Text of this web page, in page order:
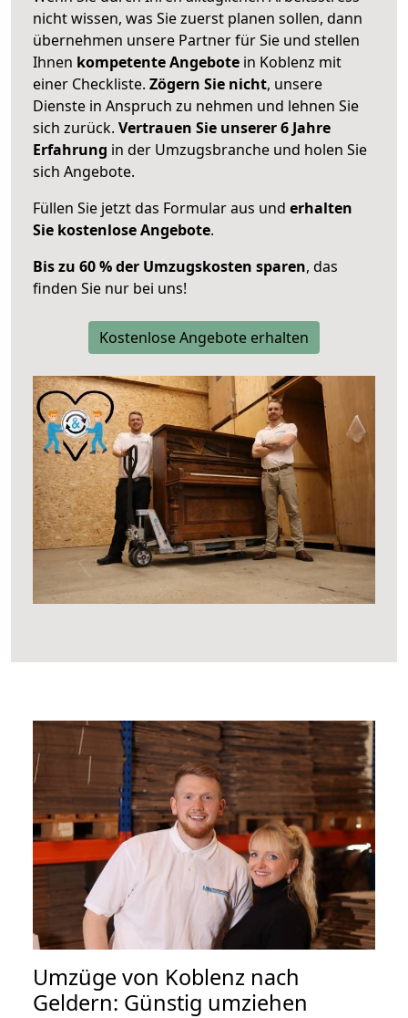
nicht wissen, was Sie zuerst planen sollen, dann
übernehmen unsere Partner für Sie und stellen
Ihnen kompetente Angebote in Koblenz mit
einer Checkliste. Zögern Sie nicht, unsere
Dienste in Anspruch zu nehmen und lehnen Sie
sich zurück. Vertrauen Sie unserer 6 Jahre
Erfahrung in der Umzugsbranche und holen Sie
sich Angebote.
Füllen Sie jetzt das Formular aus und erhalten
Sie kostenlose Angebote.
Bis zu 60 % der Umzugskosten sparen, das
finden Sie nur bei uns!
Kostenlose Angebote erhalten
Umzüge von Koblenz nach
Geldern: Günstig umziehen